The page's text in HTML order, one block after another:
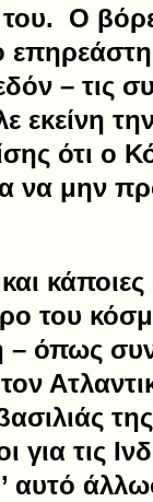
Ο
– τις
εκείνη
ότι ο
να μην
κάποιες
του
– όπως
για τις
αυτό